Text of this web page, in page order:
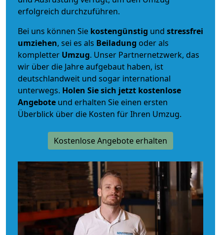
erfolgreich durchzuführen.
Bei uns können Sie kostengünstig und stressfrei
umziehen, sei es als Beiladung oder als
kompletter Umzug. Unser Partnernetzwerk, das
wir über die Jahre aufgebaut haben, ist
deutschlandweit und sogar international
unterwegs. Holen Sie sich jetzt kostenlose
Angebote und erhalten Sie einen ersten
Überblick über die Kosten für Ihren Umzug.
Kostenlose Angebote erhalten